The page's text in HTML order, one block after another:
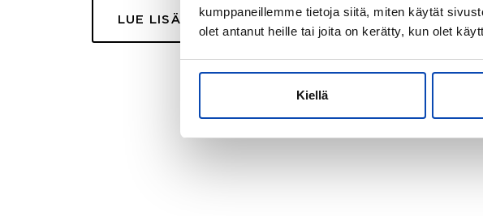
kumppaneillemme tietoja siitä, miten käytät
olet antanut heille tai joita on kerätty, kun olet
Kiellä
LUE LISÄÄ